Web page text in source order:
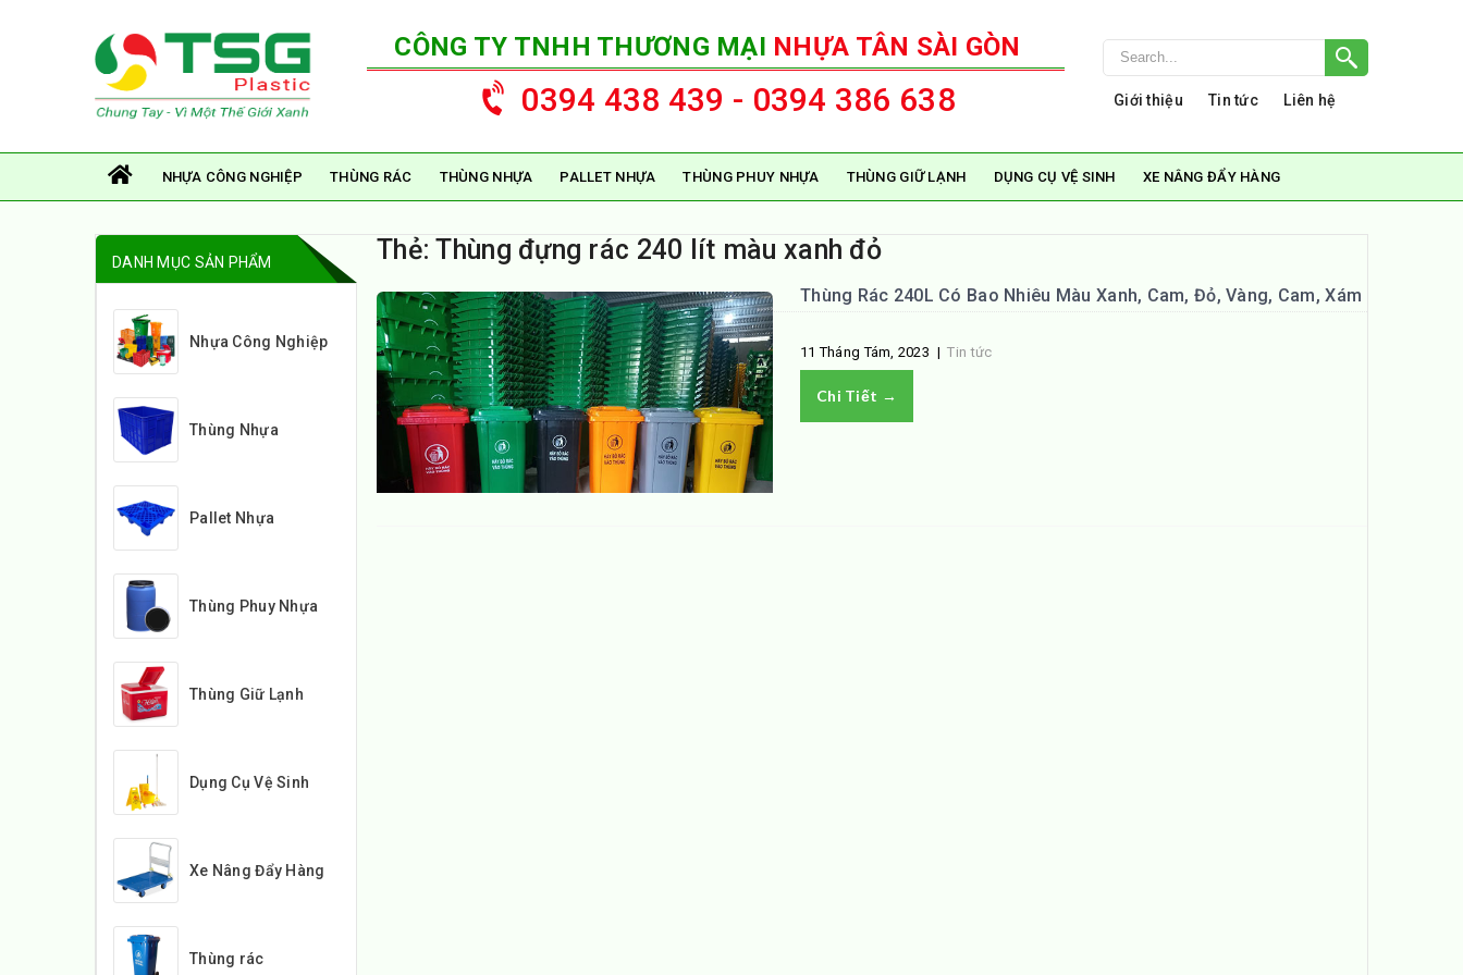
CÔNG TY TNHH THƯƠNG MẠI NHỰA TÂN SÀI GÒN
0394 438 439 - 0394 386 638 Giới thiệu Tin tức Liên hệ
NHỰA CÔNG NGHIỆP THÙNG RÁC THÙNG NHỰA PALLET NHỰA THÙNG PHUY NHỰA THÙNG GIỮ LẠNH DỤNG CỤ VỆ SINH XE NÂNG ĐẨY HÀNG
Thẻ:Thùng đựng rác 240 lít màu xanh đỏ
Thùng Rác 240L Có Bao Nhiêu Màu Xanh, Cam, Đỏ, Vàng, Cam, Xám
11 Tháng Tám, 2023 |Tin tức
Chi Tiết →
DANH MỤC SẢN PHẨM
Nhựa Công Nghiệp
Thùng Nhựa
Pallet Nhựa
Thùng Phuy Nhựa
Thùng Giữ Lạnh
Dụng Cụ Vệ Sinh
Xe Nâng Đẩy Hàng
Thùng rác